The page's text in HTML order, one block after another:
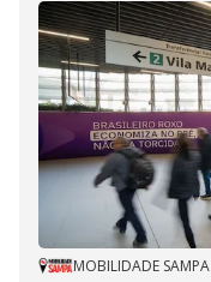
MOBILIDADE SAMPA